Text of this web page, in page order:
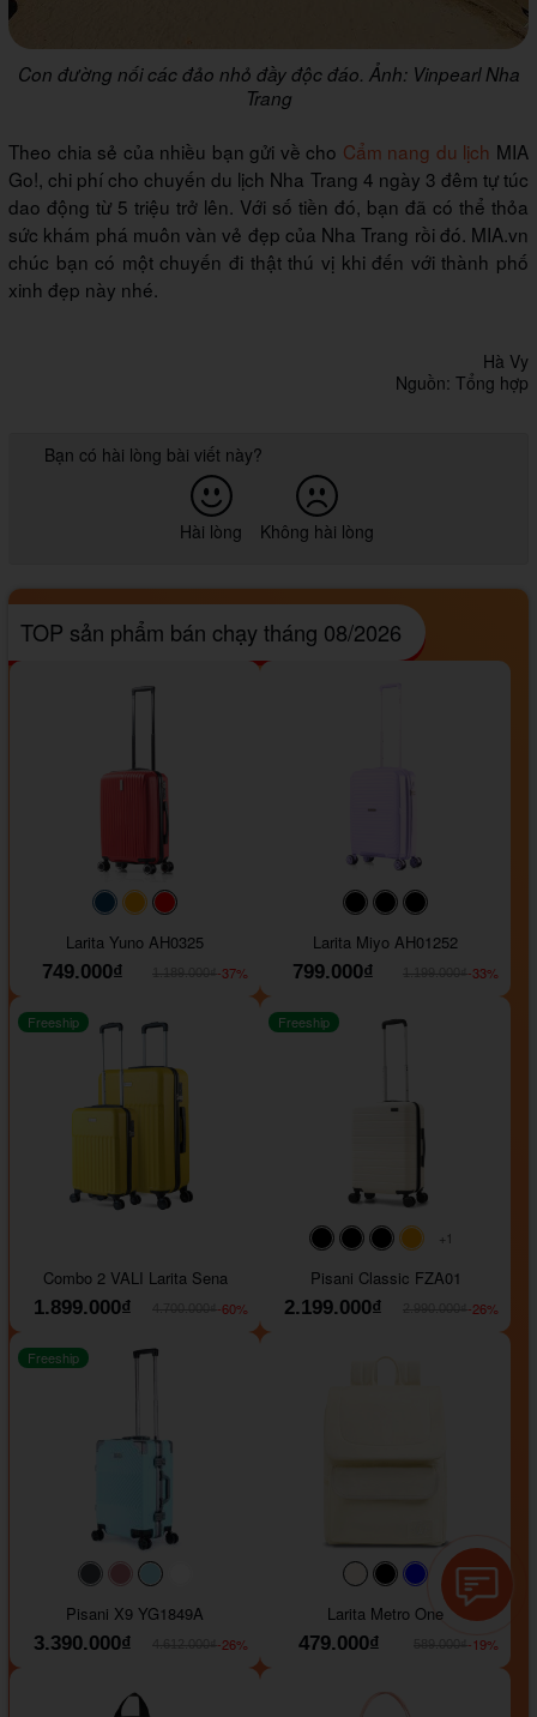
Con đường nối các đảo nhỏ đầy độc đáo. Ảnh: Vinpearl Nha
Trang
Theo chia sẻ của nhiều bạn gửi về cho Cẩm nang du lịch MIA
Go!, chi phí cho chuyến du lịch Nha Trang 4 ngày 3 đêm tự túc
dao động từ 5 triệu trở lên. Với số tiền đó, bạn đã có thể thỏa
sức khám phá muôn vàn vẻ đẹp của Nha Trang rồi đó. MIA.vn
chúc bạn có một chuyến đi thật thú vị khi đến với thành phố
xinh đẹp này nhé.
Hà Vy
Nguồn: Tổng hợp
Bạn có hài lòng bài viết này?
Hài lòng Không hài lòng
TOP sản phẩm bán chạy tháng 08/2026
#093f69#ffa500
Larita Yuno AH0325
749.000₫
-37%
#000000#000000
Larita Miyo AH01252
799.000₫
-33%
Freeship
Combo 2 VALI Larita Sena
1.899.000₫
-60%
#000000#000000
#000000
#ffa500
+1
Freeship
Pisani Classic FZA01
2.199.000₫
-26%
#40454a#b76e79
#9ad8e7
Freeship
Pisani X9 YG1849A
3.390.000₫
-26%
#faf0e6#000000#0000FF
Larita Metro One
479.000₫
-19%